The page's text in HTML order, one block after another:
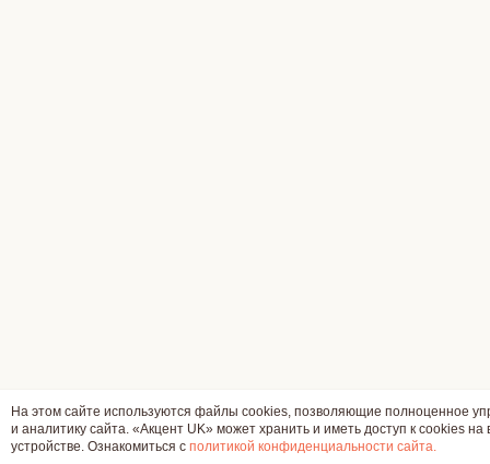
На этом сайте используются файлы cookies, позволяющие полноценное
и аналитику сайта. «Акцент UK» может хранить и иметь доступ к cookies
устройстве. Ознакомиться с политикой конфиденциальности сайта.